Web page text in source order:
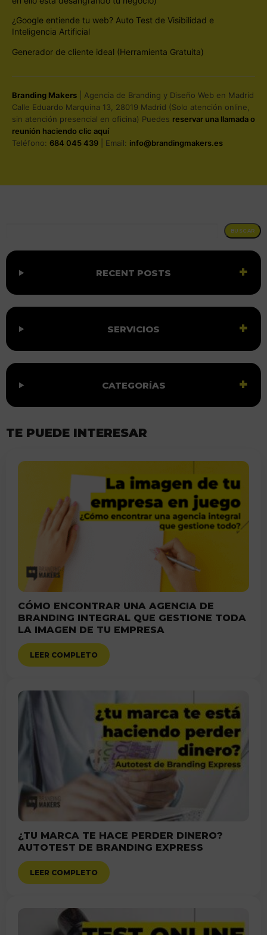
¿Google entiende tu web? Auto Test de Visibilidad e
Inteligencia Artificial
Generador de cliente ideal (Herramienta Gratuita)
Branding Makers | Agencia de Branding y Diseño Web en Madrid
Calle Eduardo Marquina 13, 28019 Madrid (Solo atención online,
sin atención presencial en oficina) Puedes reservar una llamada o
reunión haciendo clic aquí
Teléfono: 684 045 439 | Email: info@brandingmakers.es
BUSCAR
RECENT POSTS
SERVICIOS
CATEGORÍAS
TE PUEDE INTERESAR
CÓMO ENCONTRAR UNA AGENCIA DE
BRANDING INTEGRAL QUE GESTIONE TODA
LA IMAGEN DE TU EMPRESA
LEER COMPLETO
¿TU MARCA TE HACE PERDER DINERO?
AUTOTEST DE BRANDING EXPRESS
LEER COMPLETO